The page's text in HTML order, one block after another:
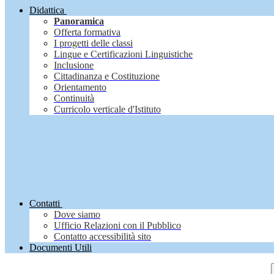
Didattica
Panoramica
Offerta formativa
I progetti delle classi
Lingue e Certificazioni Linguistiche
Inclusione
Cittadinanza e Costituzione
Orientamento
Continuità
Curricolo verticale d'Istituto
Contatti
Dove siamo
Ufficio Relazioni con il Pubblico
Contatto accessibilità sito
Documenti Utili